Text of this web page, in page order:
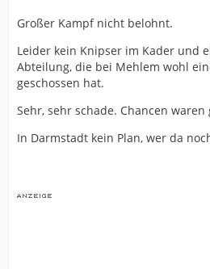
Großer Kampf nicht belohnt.
Leider kein Knipser im Kader und
Abteilung, die bei Mehlem wohl
geschossen hat.
Sehr, sehr schade. Chancen waren
In Darmstadt kein Plan, wer da